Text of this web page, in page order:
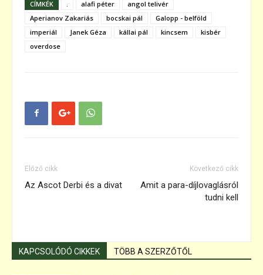
CÍMKÉK alafi péter
angol telivér
Aperianov Zakariás
bocskai pál
Galopp - belföld
imperiál
Janek Géza kállai pál kincsem
kisbér
overdose
Előző cikk
Az Ascot Derbi és a divat
Következő cikk
Amit a para-díjlovaglásról
tudni kell
KAPCSOLÓDÓ CIKKEK TÖBB A SZERZŐTŐL